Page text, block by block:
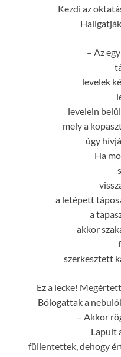
Kezdi az
– Az
levelek
levelein
mely a
úgy
Ha
a letépett
a
akkor
szerkesztett
Ez a lecke!
Bólogattak a
– Akkor
Lapult
füllentettek, dehogy